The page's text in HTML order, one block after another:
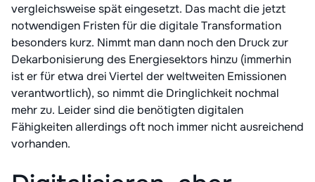
vergleichsweise spät eingesetzt. Das macht die jetzt
notwendigen Fristen für die digitale Transformation
besonders kurz. Nimmt man dann noch den Druck zur
Dekarbonisierung des Energiesektors hinzu (immerhin
ist er für etwa drei Viertel der weltweiten Emissionen
verantwortlich), so nimmt die Dringlichkeit nochmal
mehr zu. Leider sind die benötigten digitalen
Fähigkeiten allerdings oft noch immer nicht ausreichend
vorhanden.